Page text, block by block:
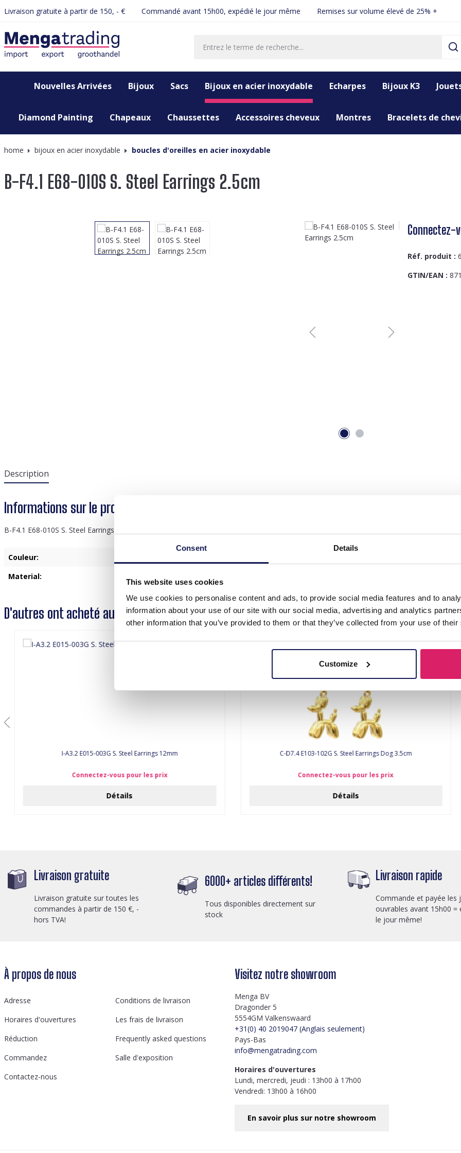
Consent Details
This website uses cookies
We use cookies to personalise content and ads, to provide social media features and to
information about your use of our site with our social media, advertising and analytics
other information that you’ve provided to them or that they’ve collected from your use of
Customize
Passer à la navigation principale
Livraison gratuite à partir de 150, - € Commandé avant 15h00, expédié le jour même Remises sur volume élevé de 25% +
Nouvelles Arrivées Bijoux Sacs Bijoux en acier inoxydable Echarpes Bijoux K3
Diamond Painting Chapeaux Chaussettes Accessoires cheveux Montres Bracelets de
home bijoux en acier inoxydable boucles d'oreilles en acier inoxydable
B-F4.1 E68-010S S. Steel Earrings 2.5cm
Connectez-
Réf. produit :
GTIN/EAN :
Description
Informations sur le produit "B-F4.1 E68-010S S. Steel Earrings 2.5cm"
B-F4.1 E68-010S S. Steel Earrings 2.5cm
Couleur:
Material:
D'autres ont acheté aussi
I-A3.2 E015-003G S. Steel Earrings 12mm
Connectez-vous pour les prix
Détails
C-D7.4 E103-102G S. Steel Earrings Dog 3.5cm
Connectez-vous pour les prix
Détails
Livraison gratuite
Livraison gratuite sur toutes les
commandes à partir de 150 €, -
hors TVA!
6000+ articles différents!
Tous disponibles directement sur
stock
Livraison rapide
Commande et payée les
ouvrables avant 15h00 =
le jour même!
À propos de nous
Adresse
Conditions de livraison
Horaires d'ouvertures
Les frais de livraison
Réduction
Frequently asked questions
Commandez
Salle d'exposition
Contactez-nous
Visitez notre showroom
Menga BV
Dragonder 5
5554GM Valkenswaard
+31(0) 40 2019047 (Anglais seulement)
Pays-Bas
info@mengatrading.com
Horaires d'ouvertures
Lundi, mercredi, jeudi : 13h00 à 17h00
Vendredi: 13h00 à 16h00
En savoir plus sur notre showroom